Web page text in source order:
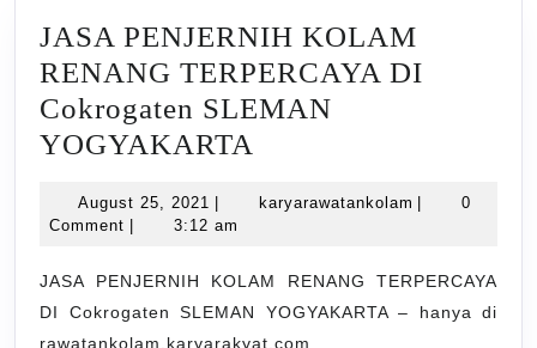
JASA PENJERNIH KOLAM
RENANG TERPERCAYA DI
Cokrogaten SLEMAN
YOGYAKARTA
KOLAM
TERPERCAYA
DI
August 25, 2021 August
25,
karyarawatankolam
0
Comment
3:12 am
JASA PENJERNIH KOLAM RENANG TERPERCAYA
DI Cokrogaten SLEMAN YOGYAKARTA – hanya di
rawatankolam.karyarakyat.com